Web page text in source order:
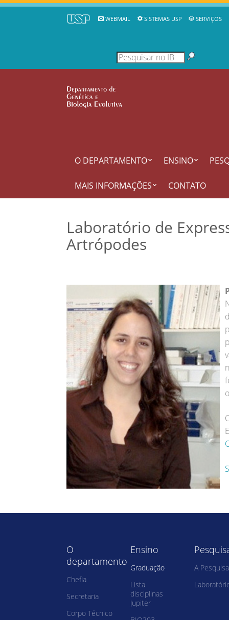
WEBMAIL SISTEMAS USP SERVIÇOS
O DEPARTAMENTO ENSINO
MAIS INFORMAÇÕES CONTATO
Laboratório de
Artrópodes
O
departamento
Chefia
Secretaria
Corpo Técnico
Ensino
Graduação
Lista
disciplinas
Jupiter
A Pesquisa